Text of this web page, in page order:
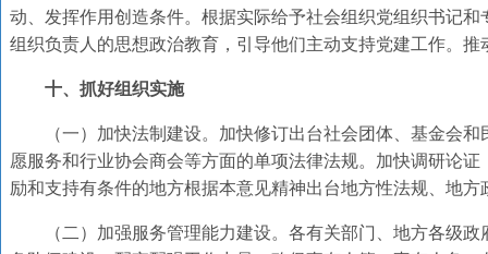
动、发挥作用创造条件。根据实际给予社会组织党组织书记
组织负责人的思想政治教育，引导他们主动支持党建工作。
十、抓好组织实施
（一）加快法制建设。加快修订出台社会团体、基金会
愿服务和行业协会商会等方面的单项法律法规。加快调研论
励和支持有条件的地方根据本意见精神出台地方性法规、地方
（二）加强服务管理能力建设。各有关部门、地方各级